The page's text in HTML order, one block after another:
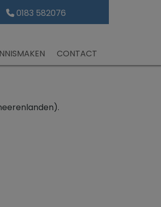
0183 582076
CONTACT